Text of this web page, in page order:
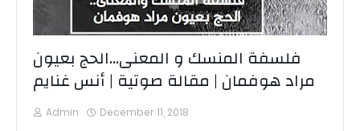
فلسفة المنسك و المعنى...الحج بعيون
مراد هوفمان | مقالة صوتية | أنس غنايم
Admin December 11, 2018